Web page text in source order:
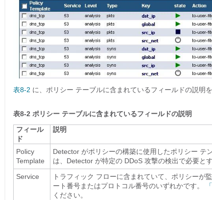
表8-2 に、ポリシー テーブルに含まれているフィールドの説明を
表8-2 ポリシー テーブルに含まれているフィールドの説明
フィール
ド
説明
Policy
Template
Detector がポリシーの構築に使用したポリシー テ
は、Detector が特定の DDoS 攻撃の検出で必要と
Service
トラフィック フローに含まれていて、ポリシーが
ート番号またはプロトコル番号のいずれかです。
ください。